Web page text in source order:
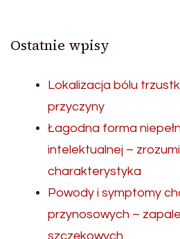
Ostatnie wpisy
Lokalizacja bólu
przyczyny
Łagodna forma
intelektualnej –
charakterystyka
Powody i symptomy
przynosowych –
szczękowych